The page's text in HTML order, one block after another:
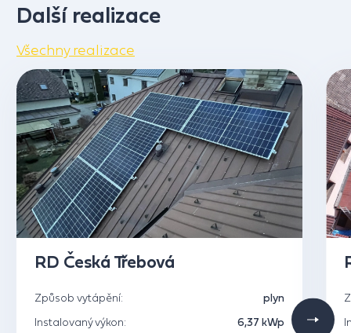
Další realizace
Všechny realizace
RD Česká Třebová
Způsob vytápění:
plyn
Instalovaný výkon:
6,37 kWp